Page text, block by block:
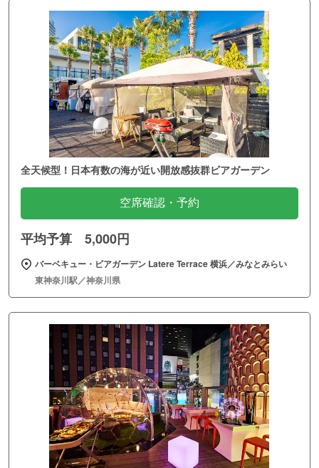
全天候型！日本有数の海が近い開放感抜群ビアガーデン
空席確認・予約
平均予算 5,000円
バーベキュー・ビアガーデン Latere Terrace 横浜／みなとみらい
東神奈川駅／神奈川県